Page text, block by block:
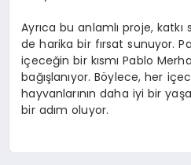
Ayrıca bu anlamlı proje,
de harika bir fırsat sunuyor.
içeceğin bir kısmı Pablo
bağışlanıyor. Böylece, her
hayvanlarının daha iyi bir
bir adım oluyor.